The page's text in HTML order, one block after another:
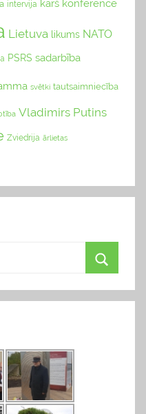
intervija karš konference
Lietuva likums NATO
PSRS sadarbība
svētki tautsaimniecība
Vladimirs Putins
Zviedrija ārlietas